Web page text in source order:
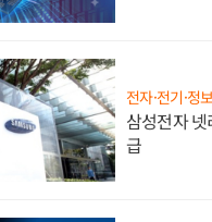
전자·전기·정
삼성전자
급